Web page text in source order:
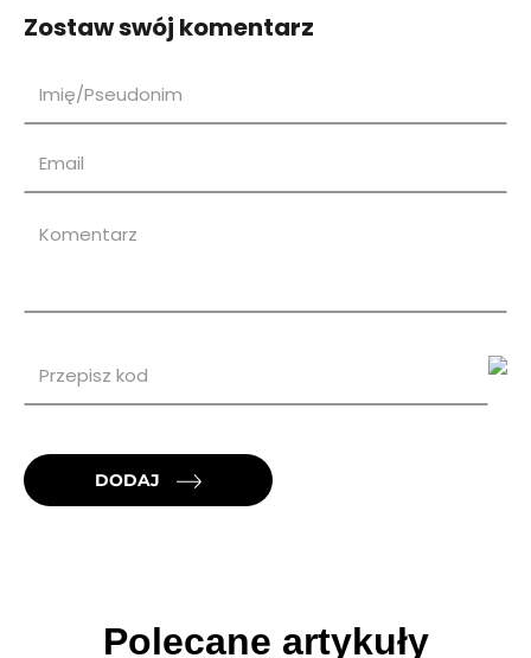
Zostaw swój komentarz
DODAJ
Polecane artykuły